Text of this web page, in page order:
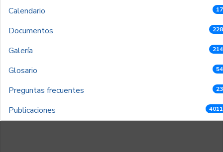
Calendario
Documentos
Galería
Glosario
Preguntas frecuentes
Publicaciones